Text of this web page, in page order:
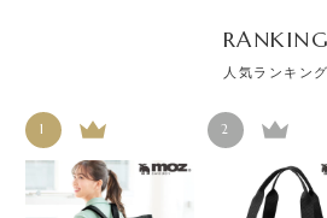
RANKING
人気ランキング
1 2